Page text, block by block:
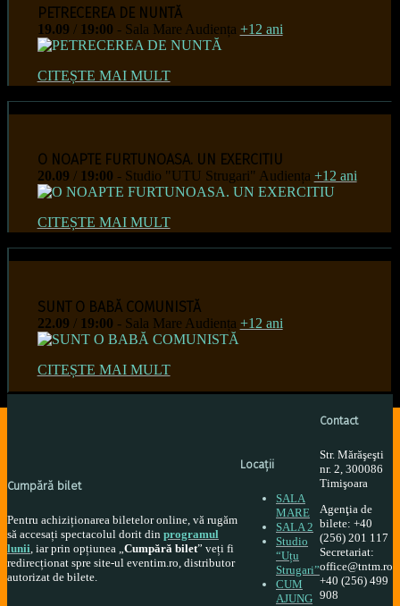
PETRECEREA DE NUNTĂ
19.09 / 19:00 - Sala Mare Audiența +12 ani
CITEȘTE MAI MULT
O NOAPTE FURTUNOASA. UN EXERCITIU
20.09 / 19:00 - Studio "UTU Strugari" Audiența +12 ani
CITEȘTE MAI MULT
SUNT O BABĂ COMUNISTĂ
22.09 / 19:00 - Sala Mare Audiența +12 ani
CITEȘTE MAI MULT
Cumpără bilet
Pentru achiziționarea biletelor online, vă rugăm
să accesați spectacolul dorit din programul
lunii , iar prin opțiunea „ Cumpără bilet” veți fi
redirecționat spre site-ul eventim.ro, distributor
autorizat de bilete.
Locații
SALA
MARE
SALA 2
Studio
“Uțu
Strugari”
CUM
AJUNG
Contact
Str. Mărăşeşti
nr. 2, 300086
Timişoara
Agenţia de
bilete: +40
(256) 201 117
Secretariat:
office@tntm.ro
+40 (256) 499
908